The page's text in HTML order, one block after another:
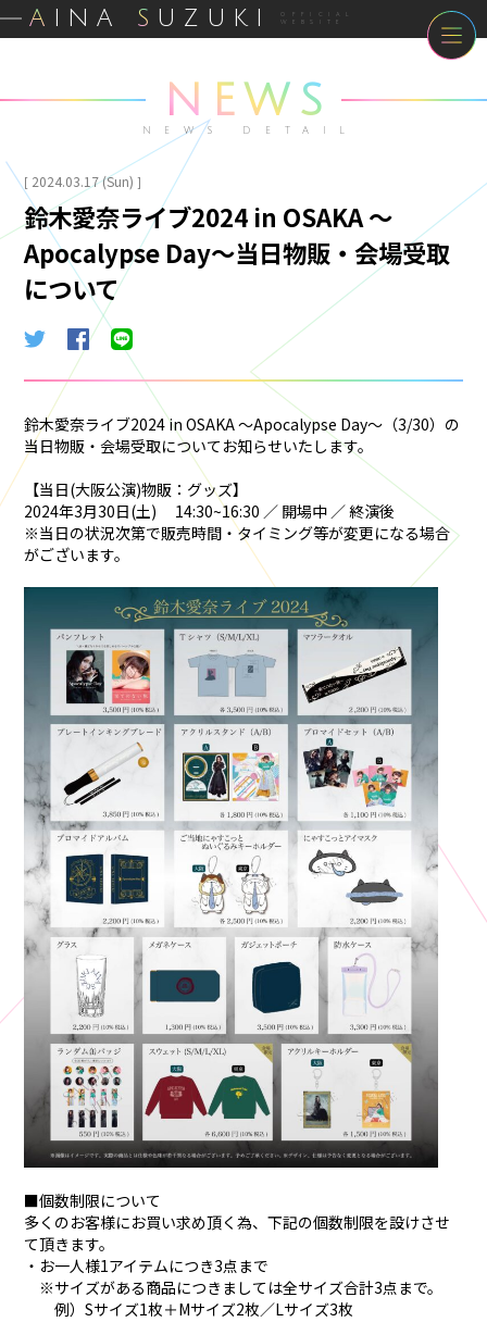
A INA S UZUKI OFFICIAL
WEBSITE
NEWS
NEWS DETAIL
[ 2024.03.17 (Sun) ]
鈴木愛奈ライブ2024 in OSAKA 〜
Apocalypse Day〜当日物販・会場受取
について
鈴木愛奈ライブ2024 in OSAKA 〜Apocalypse Day〜（3/30）の
当日物販・会場受取についてお知らせいたします。
【当日(大阪公演)物販：グッズ】
2024年3月30日(土) 14:30~16:30 ／ 開場中 ／ 終演後
※当日の状況次第で販売時間・タイミング等が変更になる場合
がございます。
■個数制限について
多くのお客様にお買い求め頂く為、下記の個数制限を設けさせ
て頂きます。
・お一人様1アイテムにつき3点まで
※サイズがある商品につきましては全サイズ合計3点まで。
例）Sサイズ1枚＋Mサイズ2枚／Lサイズ3枚